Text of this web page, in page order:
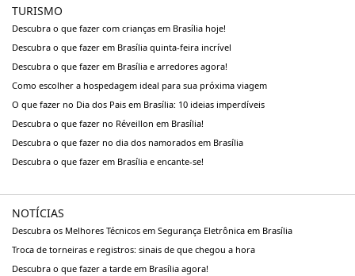
TURISMO
Descubra o que fazer com crianças em Brasília hoje!
Descubra o que fazer em Brasília quinta-feira incrível
Descubra o que fazer em Brasília e arredores agora!
Como escolher a hospedagem ideal para sua próxima viagem
O que fazer no Dia dos Pais em Brasília: 10 ideias imperdíveis
Descubra o que fazer no Réveillon em Brasília!
Descubra o que fazer no dia dos namorados em Brasília
Descubra o que fazer em Brasília e encante-se!
NOTÍCIAS
Descubra os Melhores Técnicos em Segurança Eletrônica em Brasília
Troca de torneiras e registros: sinais de que chegou a hora
Descubra o que fazer a tarde em Brasília agora!